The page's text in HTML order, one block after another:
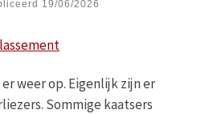
19/06/2026
weer op. Eigenlijk zijn er
Sommige kaatsers